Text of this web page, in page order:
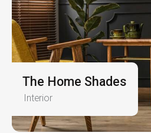
The Home Shades
Interior